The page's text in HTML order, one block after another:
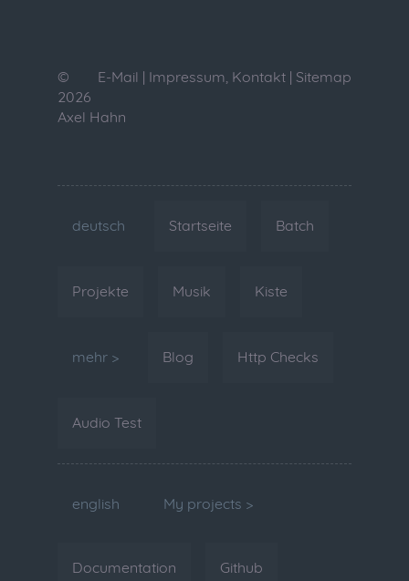
E-Mail | Impressum, Kontakt | Sitemap
©
2026
Axel Hahn
deutsch Startseite Batch
Projekte Musik Kiste
mehr > Blog Http Checks
Audio Test
english My projects >
Documentation Github